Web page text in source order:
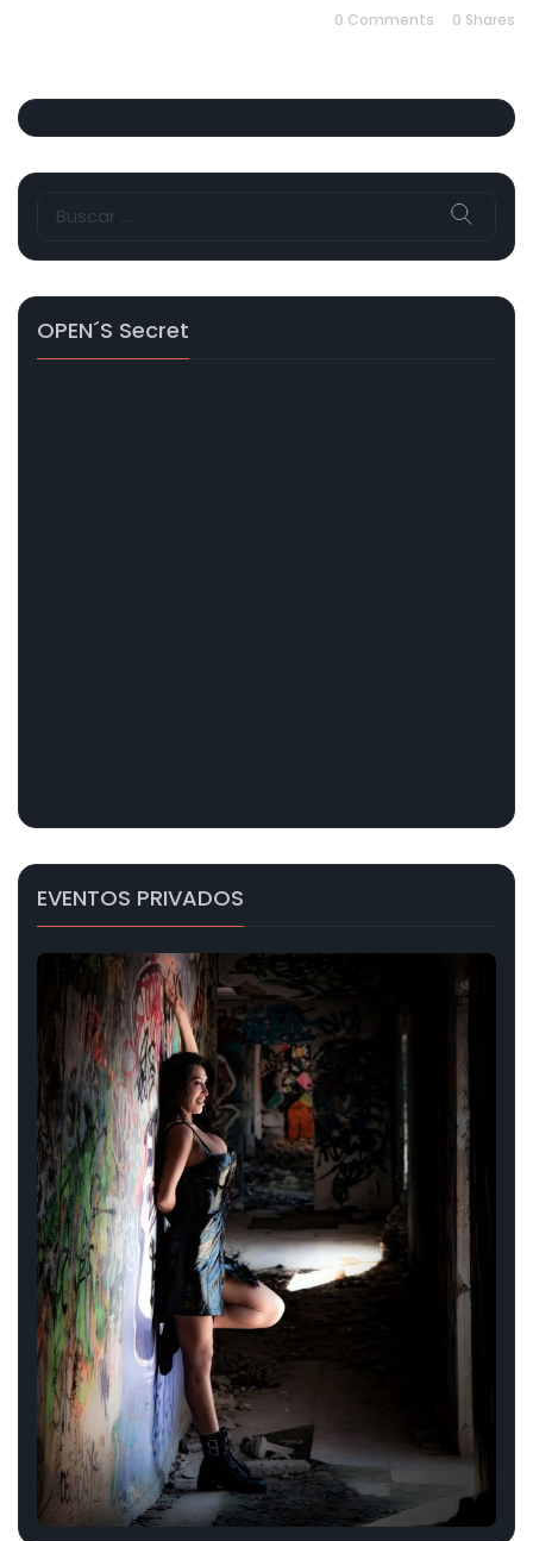
0 Comments 0 Shares
OPEN´s Secret
EVENTOS PRIVADOS